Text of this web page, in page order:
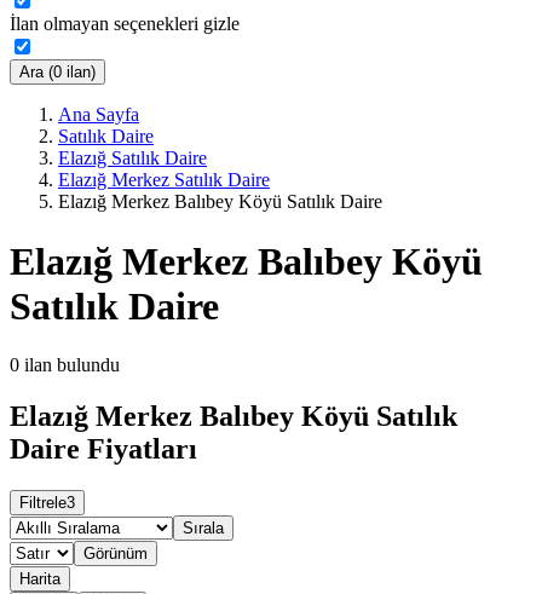
İlan olmayan seçenekleri gizle
Ara (0 ilan)
Ana Sayfa
Satılık Daire
Elazığ Satılık Daire
Elazığ Merkez Satılık Daire
Elazığ Merkez Balıbey Köyü Satılık Daire
Elazığ Merkez Balıbey Köyü
Satılık Daire
0 ilan bulundu
Elazığ Merkez Balıbey Köyü Satılık
Daire Fiyatları
Filtrele3
Sırala
Görünüm
Harita